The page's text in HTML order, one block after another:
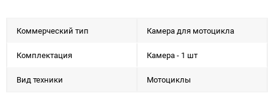
Коммерческий тип Камера для мотоцикла
Комплектация Камера - 1 шт
Вид техники Мотоциклы